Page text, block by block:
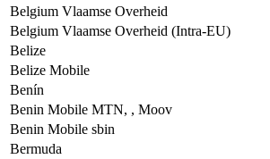
Belgium Vlaamse Overheid
Belgium Vlaamse Overheid (Intra-EU)
Belize
Belize Mobile
Benín
Benin Mobile MTN, , Moov
Benin Mobile sbin
Bermuda